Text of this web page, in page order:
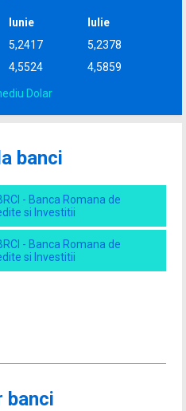
Iunie
Iulie
5,2417
5,2378
4,5524 4,5859
Dolar
banci
- Banca Romana de
si Investitii
- Banca Romana de
si Investitii
banci